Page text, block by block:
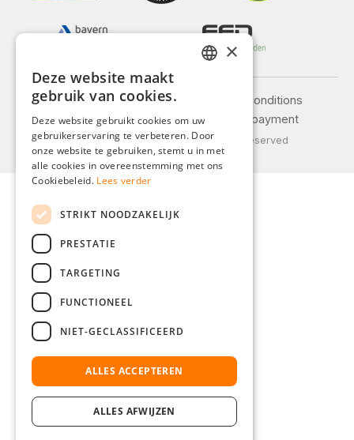
Legal notice
General terms and conditions
Privacy policy
Shipping and payment
© 2026 Weidinger GmbH, All Rights Reserved
FRENCH
ITALIAN
×
Deze website maakt
gebruik van cookies.
Deze website gebruikt cookies om uw
gebruikerservaring te verbeteren. Door
onze website te gebruiken, stemt u in met
alle cookies in overeenstemming met ons
Cookiebeleid. Lees verder
STRIKT NOODZAKELIJK
PRESTATIE
TARGETING
FUNCTIONEEL
NIET-GECLASSIFICEERD
ALLES ACCEPTEREN
ALLES AFWIJZEN